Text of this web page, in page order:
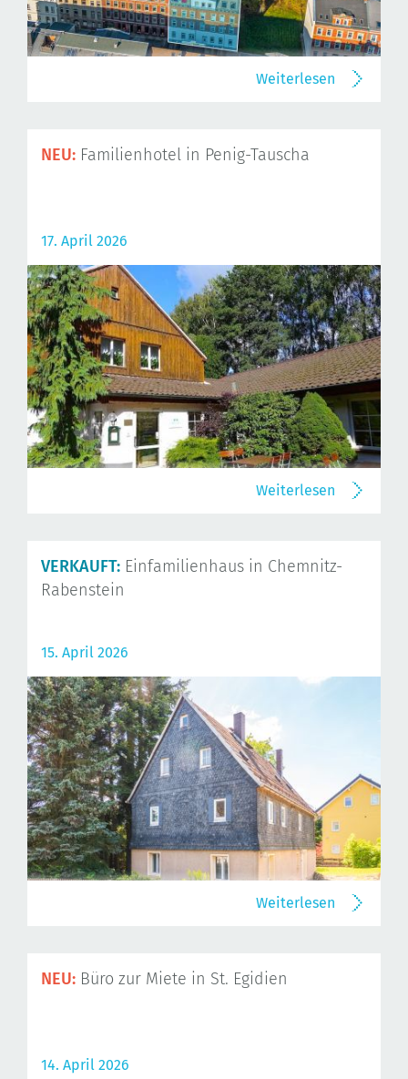
Weiterlesen
NEU: Familienhotel in Penig-Tauscha
17. April 2026
Weiterlesen
VERKAUFT: Einfamilienhaus in Chemnitz-
Rabenstein
15. April 2026
Weiterlesen
NEU: Büro zur Miete in St. Egidien
14. April 2026